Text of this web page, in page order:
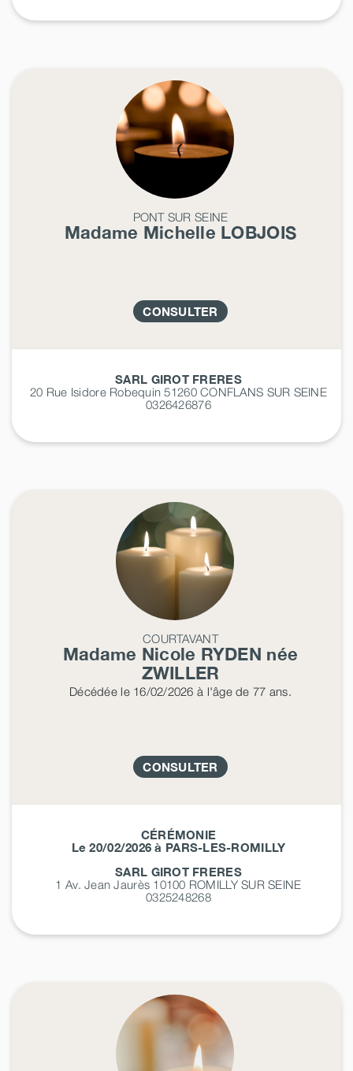
PONT SUR SEINE
Madame Michelle LOBJOIS
CONSULTER
SARL GIROT FRERES
20 Rue Isidore Robequin 51260CONFLANS SUR SEINE
0326426876
COURTAVANT
Madame Nicole RYDEN née
ZWILLER
Décédéele 16/02/2026 à l'âge de 77 ans.
CONSULTER
CÉRÉMONIE
Le 20/02/2026 à PARS-LES-ROMILLY
SARL GIROT FRERES
1 Av. Jean Jaurès 10100 ROMILLY SUR SEINE
0325248268